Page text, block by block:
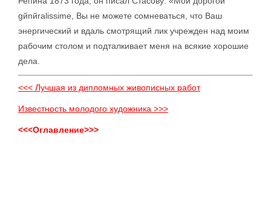
gйnйralissime, Вы не можете сомневаться, что Ваш
энергический и вдаль смотрящий лик учрежден над моим
рабочим столом и подталкивает меня на всякие хорошие
дела.
<<< Лучшая из дипломных живописных работ
Известность молодого художника >>>
<<<Оглавление>>>